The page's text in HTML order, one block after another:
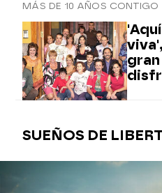
MÁS DE 10 AÑOS CONTIGO
SUEÑOS DE
NUEVO CARTEL DE